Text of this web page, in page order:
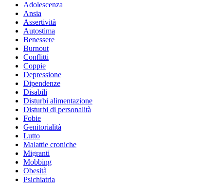
Adolescenza
Ansia
Assertività
Autostima
Benessere
Burnout
Conflitti
Coppie
Depressione
Dipendenze
Disabili
Disturbi alimentazione
Disturbi di personalità
Fobie
Genitorialità
Lutto
Malattie croniche
Migranti
Mobbing
Obesità
Psichiatria